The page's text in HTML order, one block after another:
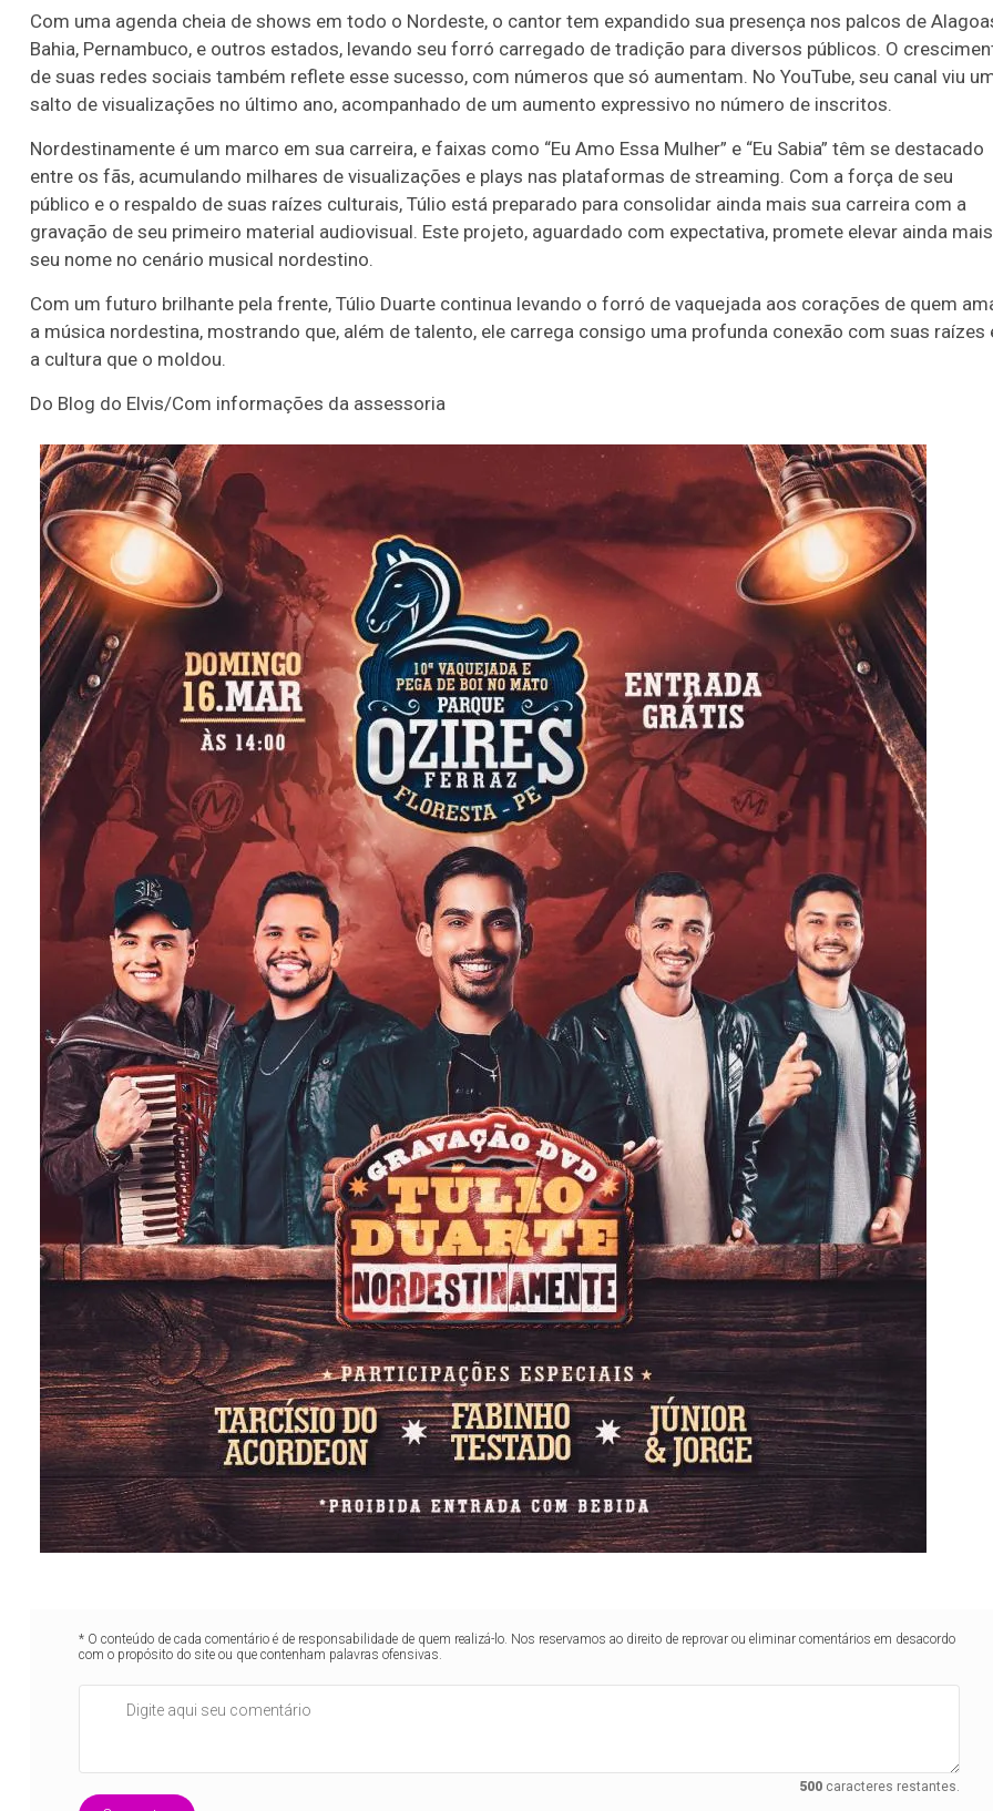
Com uma agenda cheia de shows em todo o Nordeste, o cantor tem expandido sua presença nos palcos de
Bahia, Pernambuco, e outros estados, levando seu forró carregado de tradição para diversos públicos. O
de suas redes sociais também reflete esse sucesso, com números que só aumentam. No YouTube, seu canal viu
salto de visualizações no último ano, acompanhado de um aumento expressivo no número de inscritos.
Nordestinamente é um marco em sua carreira, e faixas como “Eu Amo Essa Mulher” e “Eu Sabia” têm se destacado
entre os fãs, acumulando milhares de visualizações e plays nas plataformas de streaming. Com a força de seu
público e o respaldo de suas raízes culturais, Túlio está preparado para consolidar ainda mais sua carreira com a
gravação de seu primeiro material audiovisual. Este projeto, aguardado com expectativa, promete elevar ainda mais
seu nome no cenário musical nordestino.
Com um futuro brilhante pela frente, Túlio Duarte continua levando o forró de vaquejada aos corações de quem
a música nordestina, mostrando que, além de talento, ele carrega consigo uma profunda conexão com suas raízes
a cultura que o moldou.
Do Blog do Elvis/Com informações da assessoria
* O conteúdo de cada comentário é de responsabilidade de quem realizá-lo. Nos reservamos ao direito de reprovar ou eliminar comentários em desacordo
com o propósito do site ou que contenham palavras ofensivas.
500caracteres restantes.